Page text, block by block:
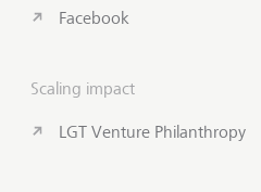
Facebook
Scaling impact
LGT Venture Philanthropy